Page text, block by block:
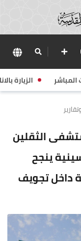
المباشر الزيارة
الثقلين
ينجح
داخل تجويف